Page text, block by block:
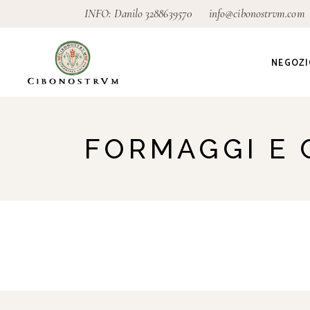
INFO: Danilo 3288639570 info@cibonostrvm.com
FORMAGGI E